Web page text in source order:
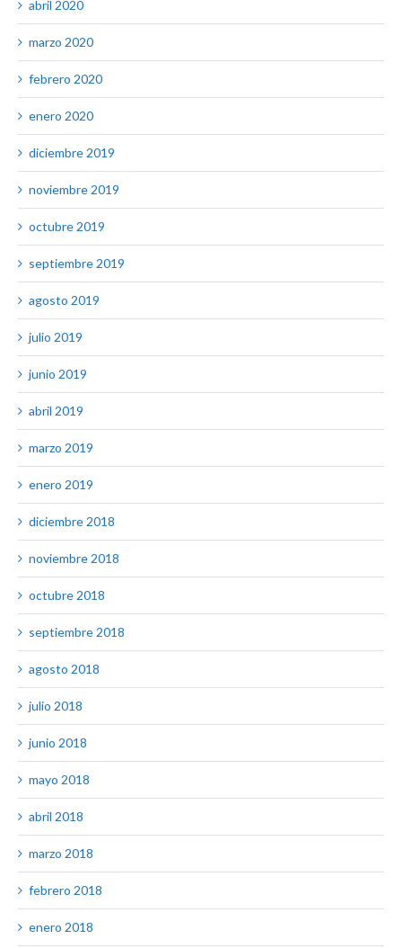
abril 2020
marzo 2020
febrero 2020
enero 2020
diciembre 2019
noviembre 2019
octubre 2019
septiembre 2019
agosto 2019
julio 2019
junio 2019
abril 2019
marzo 2019
enero 2019
diciembre 2018
noviembre 2018
octubre 2018
septiembre 2018
agosto 2018
julio 2018
junio 2018
mayo 2018
abril 2018
marzo 2018
febrero 2018
enero 2018